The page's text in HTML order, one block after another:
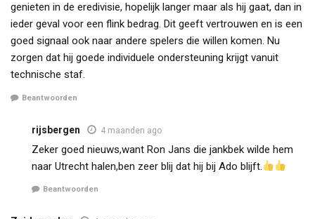
genieten in de eredivisie, hopelijk langer maar als hij gaat, dan in
ieder geval voor een flink bedrag. Dit geeft vertrouwen en is een
goed signaal ook naar andere spelers die willen komen. Nu
zorgen dat hij goede individuele ondersteuning krijgt vanuit
technische staf.
Beantwoorden
rijsbergen 4 maanden ago
Zeker goed nieuws,want Ron Jans die jankbek wilde hem
naar Utrecht halen,ben zeer blij dat hij bij Ado blijft.
Beantwoorden